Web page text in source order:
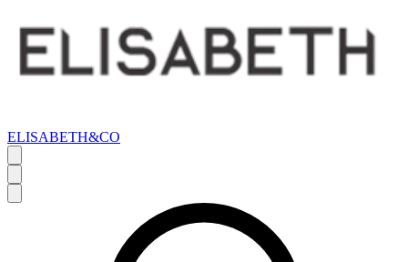
ELISABETH&CO